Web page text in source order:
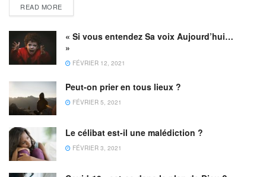
READ MORE
« Si vous entendez Sa voix Aujourd’hui…
»
FÉVRIER 12, 2021
Peut-on prier en tous lieux ?
FÉVRIER 5, 2021
Le célibat est-il une malédiction ?
FÉVRIER 3, 2021